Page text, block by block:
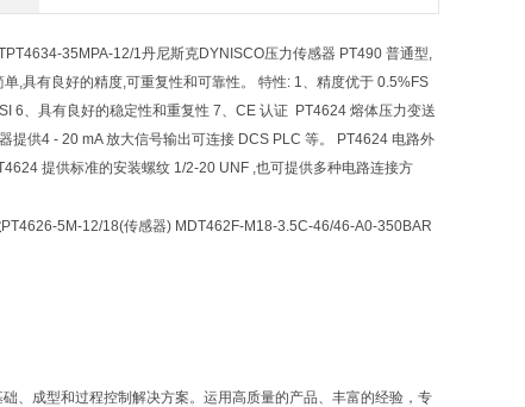
35MPA-12/1丹尼斯克DYNISCO压力传感器 PT490 普通型,
,具有良好的精度,可重复性和可靠性。 特性: 1、精度优于 0.5%FS
6、具有良好的稳定性和重复性 7、CE 认证 PT4624 熔体压力变送
提供4 - 20 mA 放大信号输出可连接 DCS PLC 等。 PT4624 电路外
提供标准的安装螺纹 1/2-20 UNF ,也可提供多种电路连接方
PT4626-5M-12/18(传感器) MDT462F-M18-3.5C-46/46-A0-350BAR
、成型和过程控制解决方案。运用高质量的产品、丰富的经验，专